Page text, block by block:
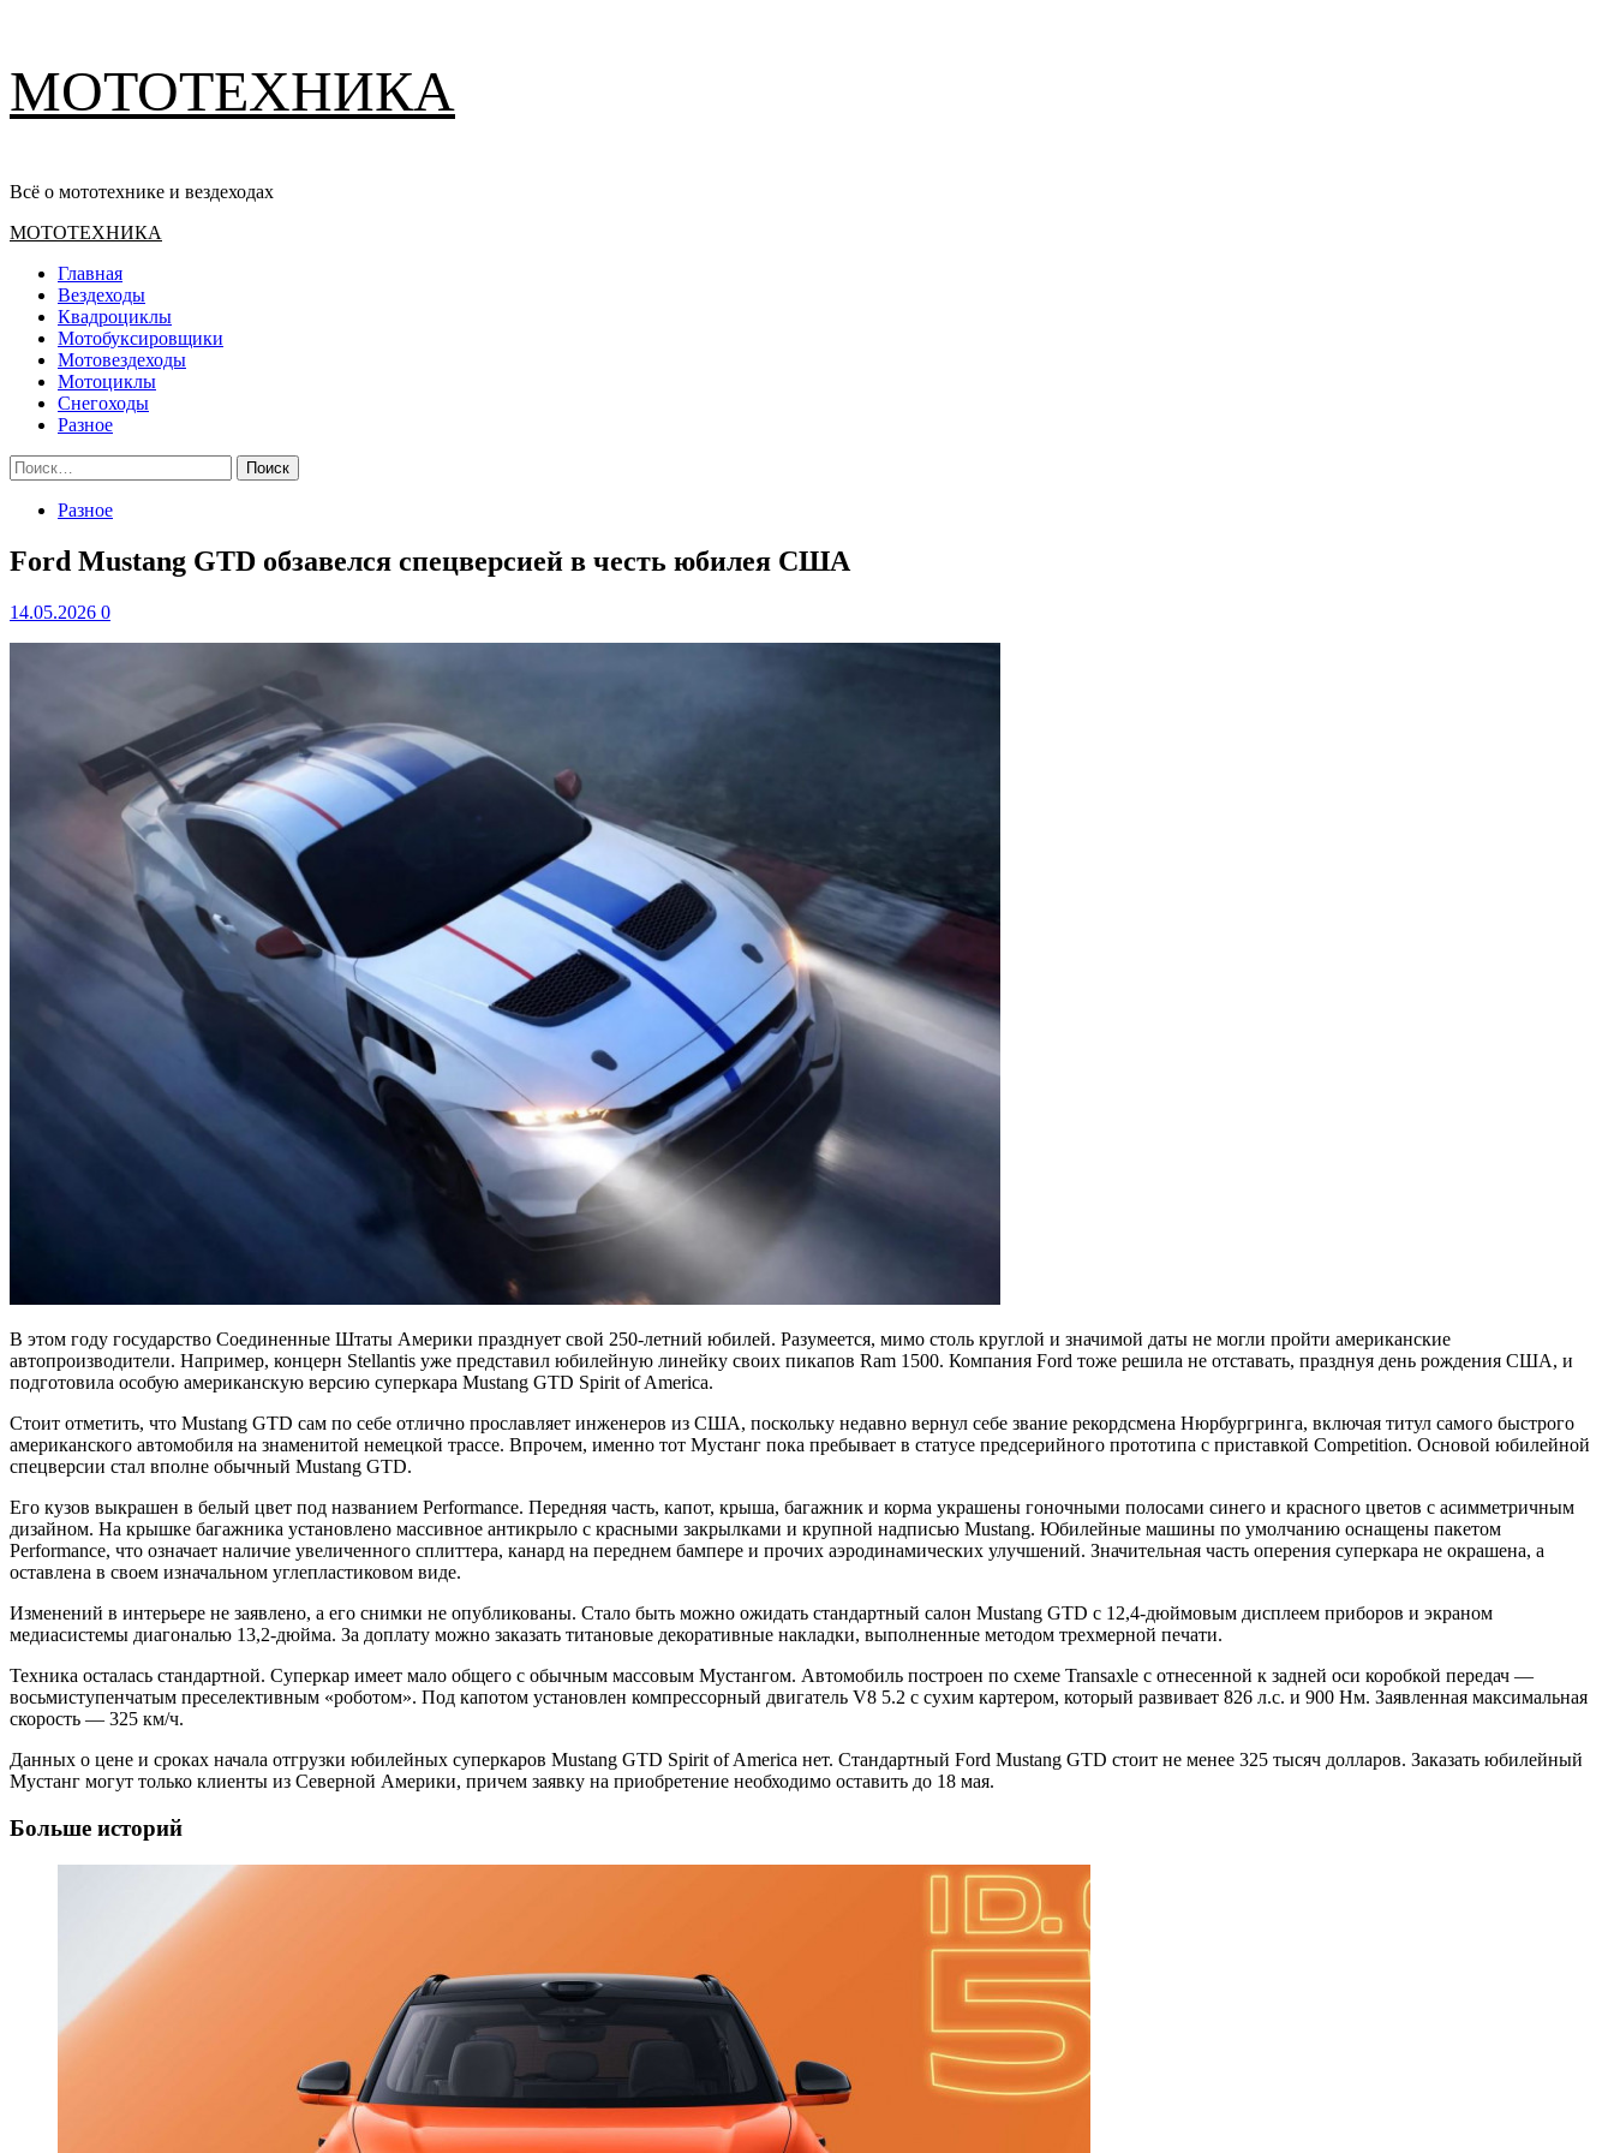
содержимому
МОТОТЕХНИКА
Всё о мототехнике и вездеходах
Основное
МОТОТЕХНИКА
Главная
Вездеходы
Квадроциклы
Мотобуксировщики
Мотовездеходы
Мотоциклы
Снегоходы
Разное
Найти:
Разное
Ford Mustang GTD обзавелся спецверсией в честь юбилея США
14.05.2026 0
В этом году государство Соединенные Штаты Америки празднует свой 250-летний юбилей. Разумеется, мимо столь круглой и значимой даты не могли пройти американские
автопроизводители. Например, концерн Stellantis уже представил юбилейную линейку своих пикапов Ram 1500. Компания Ford тоже решила не отставать, празднуя день рождения США, и
подготовила особую американскую версию суперкара Mustang GTD Spirit of America.
Стоит отметить, что Mustang GTD сам по себе отлично прославляет инженеров из США, поскольку недавно вернул себе звание рекордсмена Нюрбургринга, включая титул самого быстрого
американского автомобиля на знаменитой немецкой трассе. Впрочем, именно тот Мустанг пока пребывает в статусе предсерийного прототипа с приставкой Competition. Основой юбилейной
спецверсии стал вполне обычный Mustang GTD.
Его кузов выкрашен в белый цвет под названием Performance. Передняя часть, капот, крыша, багажник и корма украшены гоночными полосами синего и красного цветов с асимметричным
дизайном. На крышке багажника установлено массивное антикрыло с красными закрылками и крупной надписью Mustang. Юбилейные машины по умолчанию оснащены пакетом
Performance, что означает наличие увеличенного сплиттера, канард на переднем бампере и прочих аэродинамических улучшений. Значительная часть оперения суперкара не окрашена, а
оставлена в своем изначальном углепластиковом виде.
Изменений в интерьере не заявлено, а его снимки не опубликованы. Стало быть можно ожидать стандартный салон Mustang GTD с 12,4-дюймовым дисплеем приборов и экраном
медиасистемы диагональю 13,2-дюйма. За доплату можно заказать титановые декоративные накладки, выполненные методом трехмерной печати.
Техника осталась стандартной. Суперкар имеет мало общего с обычным массовым Мустангом. Автомобиль построен по схеме Transaxle с отнесенной к задней оси коробкой передач —
восьмиступенчатым преселективным «роботом». Под капотом установлен компрессорный двигатель V8 5.2 с сухим картером, который развивает 826 л.с. и 900 Нм. Заявленная максимальная
скорость — 325 км/ч.
Данных о цене и сроках начала отгрузки юбилейных суперкаров Mustang GTD Spirit of America нет. Стандартный Ford Mustang GTD стоит не менее 325 тысяч долларов. Заказать юбилейный
Мустанг могут только клиенты из Северной Америки, причем заявку на приобретение необходимо оставить до 18 мая.
Больше историй